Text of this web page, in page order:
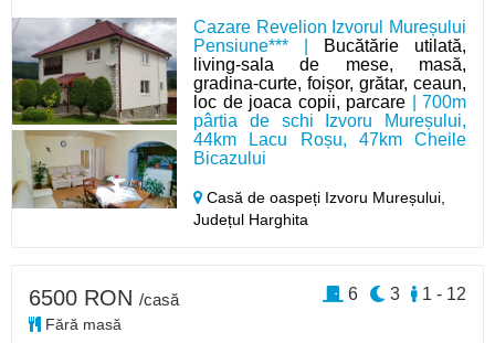
Cazare Revelion Izvorul Mureșului
Pensiune*** |
Bucătărie utilată,
living-sala de mese, masă,
gradina-curte, foișor, grătar, ceaun,
loc de joaca copii, parcare | 700m
pârtia de schi Izvoru Mureșului,
44km Lacu Roșu, 47km Cheile
Bicazului
Casă de oaspeți Izvoru Mureșului,
Județul Harghita
6500 RON /casă
Fără masă
1 - 12
3
6